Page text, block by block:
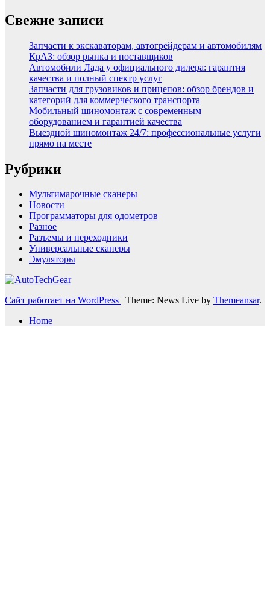
Свежие записи
Запчасти к экскаваторам, автогрейдерам и автомобилям
КрАЗ: обзор рынка и поставщиков
Автомобили Лада у официального дилера: гарантия
качества и полный спектр услуг
Запчасти для грузовиков и прицепов: обзор брендов и
категорий для коммерческого транспорта
Мобильный шиномонтаж с современным
оборудованием и гарантией качества
Выездной шиномонтаж 24/7: профессиональные услуги
прямо на месте
Рубрики
Мультимарочные сканеры
Новости
Программаторы для одометров
Разное
Разъемы и переходники
Универсальные сканеры
Эмуляторы
Сайт работает на WordPress | Theme: News Live by Themeansar.
Home